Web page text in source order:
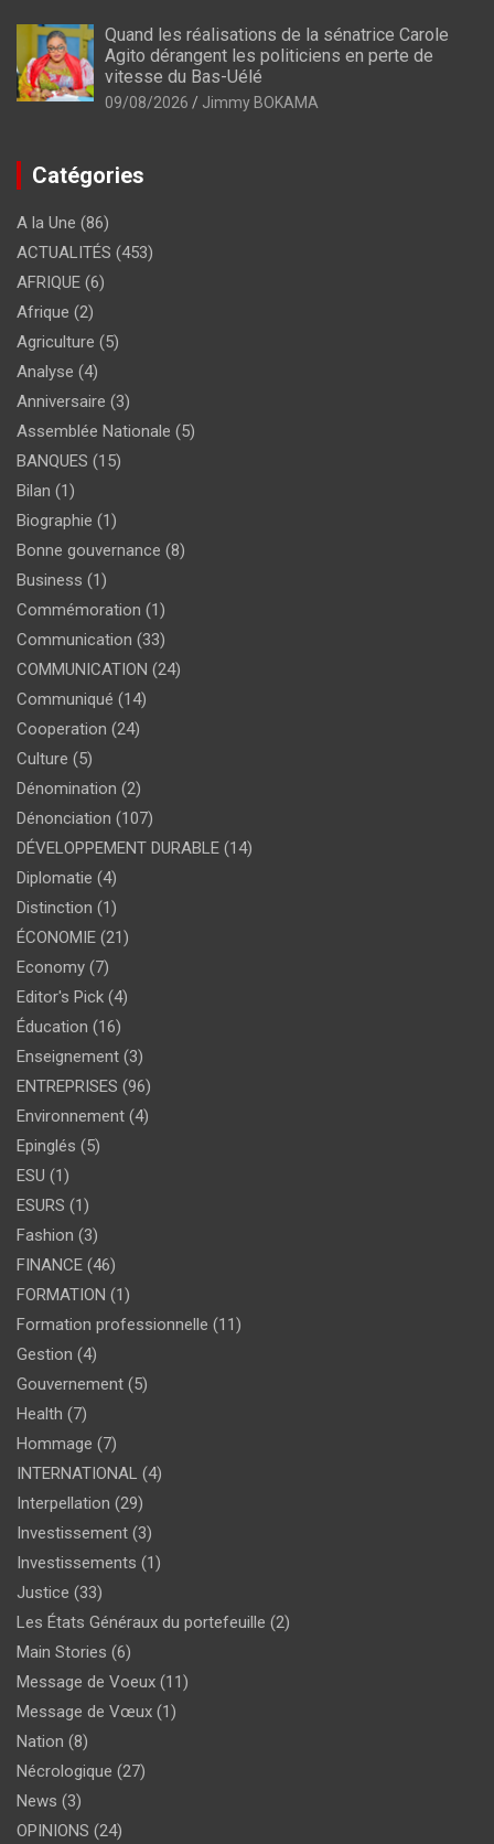
Quand les réalisations de la sénatrice Carole
Agito dérangent les politiciens en perte de
vitesse du Bas-Uélé
09/08/2026 Jimmy BOKAMA
Catégories
A la Une (86)
ACTUALITÉS (453)
AFRIQUE (6)
Afrique (2)
Agriculture (5)
Analyse (4)
Anniversaire (3)
Assemblée Nationale (5)
BANQUES (15)
Bilan (1)
Biographie (1)
Bonne gouvernance (8)
Business (1)
Commémoration (1)
Communication (33)
COMMUNICATION (24)
Communiqué (14)
Cooperation (24)
Culture (5)
Dénomination (2)
Dénonciation (107)
DÉVELOPPEMENT DURABLE (14)
Diplomatie (4)
Distinction (1)
ÉCONOMIE (21)
Economy (7)
Editor's Pick (4)
Éducation (16)
Enseignement (3)
ENTREPRISES (96)
Environnement (4)
Epinglés (5)
ESU (1)
ESURS (1)
Fashion (3)
FINANCE (46)
FORMATION (1)
Formation professionnelle (11)
Gestion (4)
Gouvernement (5)
Health (7)
Hommage (7)
INTERNATIONAL (4)
Interpellation (29)
Investissement (3)
Investissements (1)
Justice (33)
Les États Généraux du portefeuille (2)
Main Stories (6)
Message de Voeux (11)
Message de Vœux (1)
Nation (8)
Nécrologique (27)
News (3)
OPINIONS (24)